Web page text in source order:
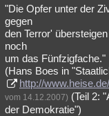
"Die Opfer unter der
gegen
den Terror'
noch
um das Fünfzigfache."
(Hans Boes in
http://
vom 14.12.2007) (Teil 2:
der Demokratie")